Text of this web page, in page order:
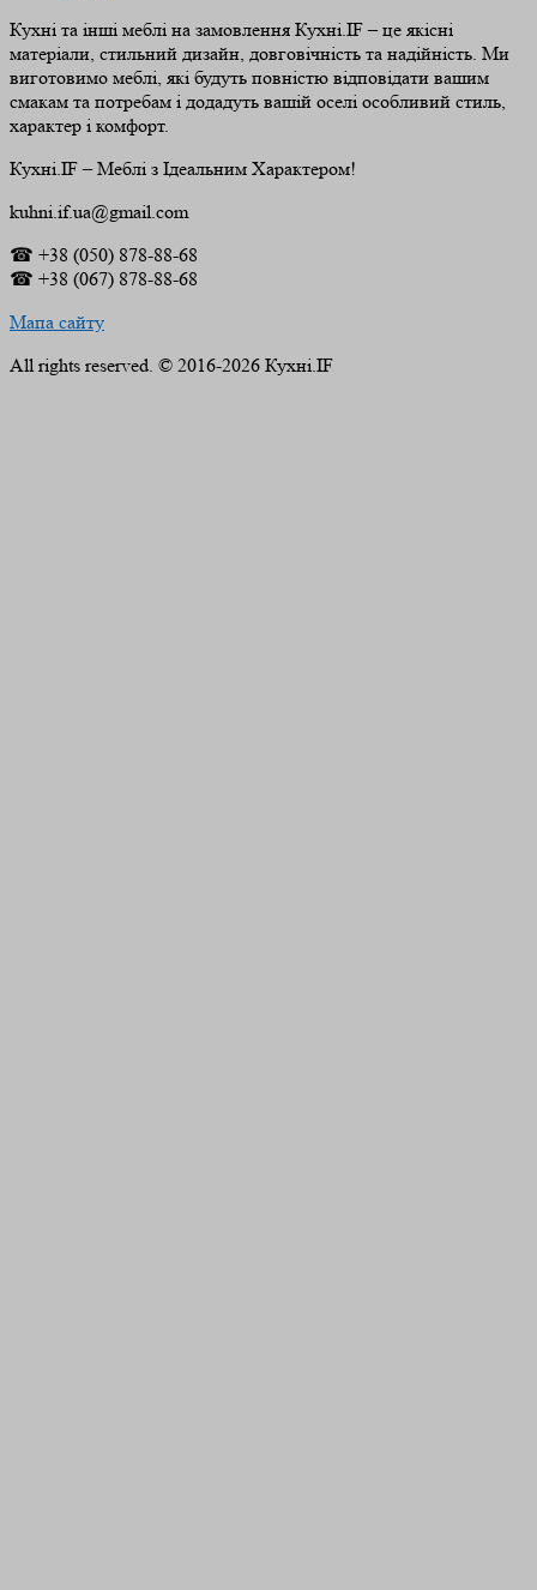
Кухні та інші меблі на замовлення Кухні.IF – це якісні
матеріали, стильний дизайн, довговічність та надійність. Ми
виготовимо меблі, які будуть повністю відповідати вашим
смакам та потребам і додадуть вашій оселі особливий стиль,
характер і комфорт.
Кухні.IF – Меблі з Ідеальним Характером!
kuhni.if.ua@gmail.com
☎ +38 (050) 878-88-68
☎ +38 (067) 878-88-68
Мапа сайту
All rights reserved. © 2016-2026 Кухні.IF